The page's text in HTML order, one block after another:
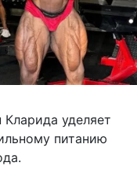
уделяет
питанию